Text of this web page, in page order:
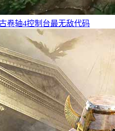
卷轴4控制台最无敌代码